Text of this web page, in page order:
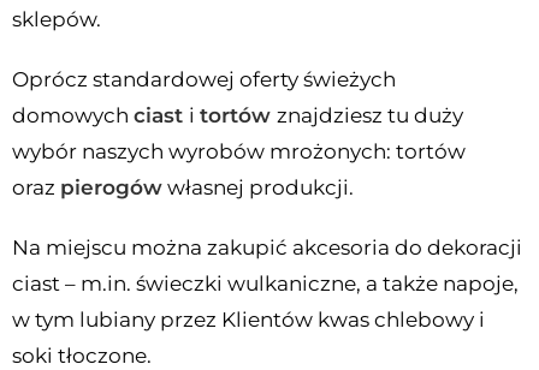
sklepów.
Oprócz standardowej oferty świeżych
domowych ciast i tortów znajdziesz tu duży
wybór naszych wyrobów mrożonych: tortów
oraz pierogów własnej produkcji.
Na miejscu można zakupić akcesoria do dekoracji
ciast – m.in. świeczki wulkaniczne, a także napoje,
w tym lubiany przez Klientów kwas chlebowy i
soki tłoczone.